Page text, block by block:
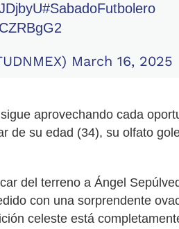
#SabadoFutbolero
March 16, 2025
aprovechando cada
de su edad (34), su olfato
del terreno a Ángel
con una sorprendente
celeste está